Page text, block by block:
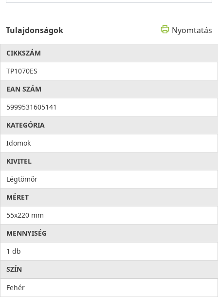
Tulajdonságok Nyomtatás
CIKKSZÁM
TP1070ES
EAN SZÁM
5999531605141
KATEGÓRIA
Idomok
KIVITEL
Légtömör
MÉRET
55x220 mm
MENNYISÉG
1 db
SZÍN
Fehér